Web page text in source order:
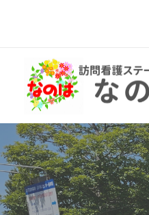
ッ
プ